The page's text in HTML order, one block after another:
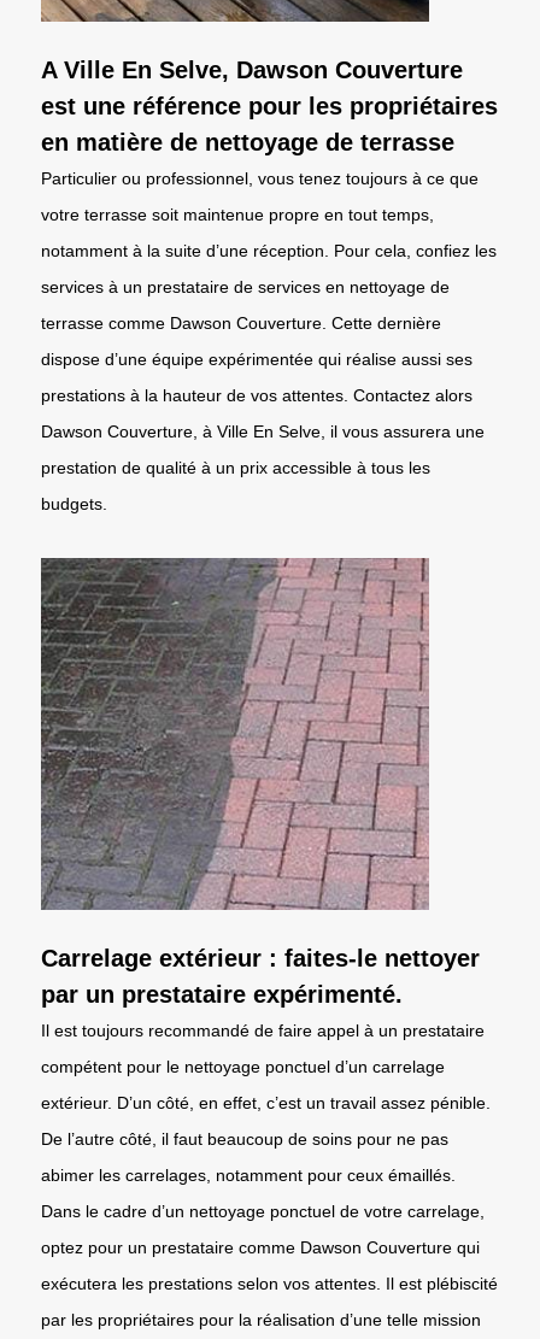
A Ville En Selve, Dawson Couverture
est une référence pour les propriétaires
en matière de nettoyage de terrasse
Particulier ou professionnel, vous tenez toujours à ce que
votre terrasse soit maintenue propre en tout temps,
notamment à la suite d’une réception. Pour cela, confiez les
services à un prestataire de services en nettoyage de
terrasse comme Dawson Couverture. Cette dernière
dispose d’une équipe expérimentée qui réalise aussi ses
prestations à la hauteur de vos attentes. Contactez alors
Dawson Couverture, à Ville En Selve, il vous assurera une
prestation de qualité à un prix accessible à tous les
budgets.
Carrelage extérieur : faites-le nettoyer
par un prestataire expérimenté.
Il est toujours recommandé de faire appel à un prestataire
compétent pour le nettoyage ponctuel d’un carrelage
extérieur. D’un côté, en effet, c’est un travail assez pénible.
De l’autre côté, il faut beaucoup de soins pour ne pas
abimer les carrelages, notamment pour ceux émaillés.
Dans le cadre d’un nettoyage ponctuel de votre carrelage,
optez pour un prestataire comme Dawson Couverture qui
exécutera les prestations selon vos attentes. Il est plébiscité
par les propriétaires pour la réalisation d’une telle mission